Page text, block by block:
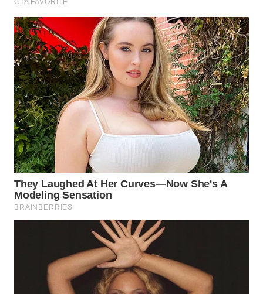
CIREBON
WN
INDRAMAYU
WN
KUNINGAN
WN
MAJALENGKA
WN
SUBANG
WN
PURWAKARTA